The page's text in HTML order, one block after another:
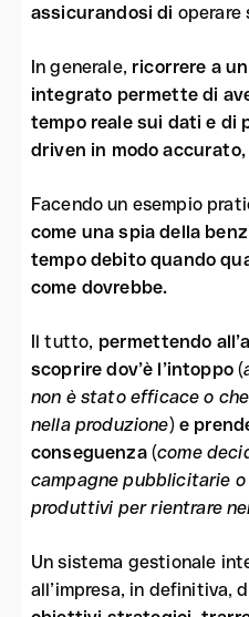
assicurandosi di operare
In generale, ricorrere a
integrato permette di
tempo reale sui dati e di
driven in modo
Facendo un esempio
come una spia della
tempo debito quando
come dovrebbe.
Il tutto, permettendo
scoprire dov’è l’intoppo(
non è stato efficace o
nella produzione) e
conseguenza (come
campagne pubblicitarie
produttivi per rientrare
Un sistema gestionale
all’impresa, in definitiva,